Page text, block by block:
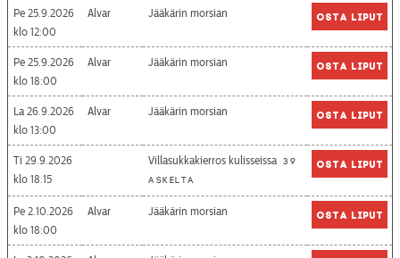
Pe 25.9.2026
12:00
Alvar Jääkärin morsian Osta liput
Pe 25.9.2026
18:00
Alvar Jääkärin morsian Osta liput
La 26.9.2026
13:00
Alvar Jääkärin morsian Osta liput
Ti 29.9.2026
18:15
Villasukkakierros kulisseissa 39
askelta
Osta liput
Pe 2.10.2026
18:00
Alvar Jääkärin morsian Osta liput